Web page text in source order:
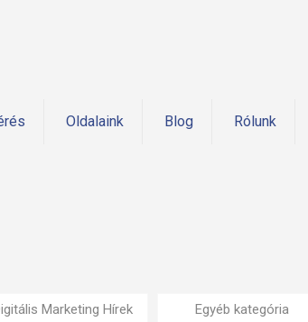
Oldalaink Blog Rólunk
Marketing Hírek Egyéb kategória